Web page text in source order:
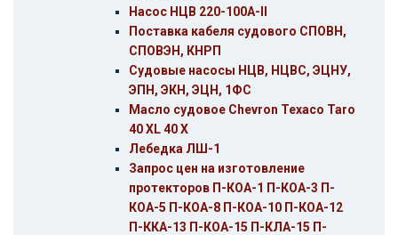
Насос НЦВ 220-100А-II
Поставка кабеля судового СПОВН,
СПОВЭН, КНРП
Судовые насосы НЦВ, НЦВС, ЭЦНУ,
ЭПН, ЭКН, ЭЦН, 1ФС
Масло судовое Chevron Texaco Taro
40 XL 40 Х
Лебедка ЛШ-1
Запрос цен на изготовление
протекторов П-КОА-1 П-КОА-3 П-
КОА-5 П-КОА-8 П-КОА-10 П-КОА-12
П-ККА-13 П-КОА-15 П-КЛА-15 П-